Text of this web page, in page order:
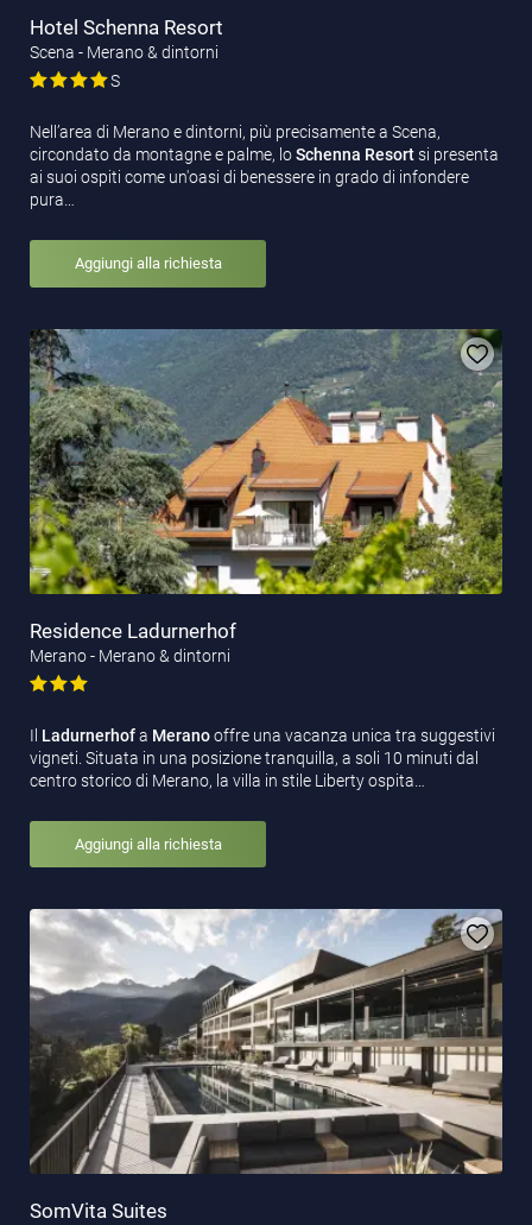
Hotel Schenna Resort
Scena - Merano & dintorni
S
Nell’area di Merano e dintorni, più precisamente a Scena,
circondato da montagne e palme, loSchenna Resortsi presenta
ai suoi ospiti come un'oasi di benessere in grado di infondere
pura…
Aggiungi alla richiesta
Residence Ladurnerhof
Merano - Merano & dintorni
Il Ladurnerhofa Meranooffre una vacanza unica tra suggestivi
vigneti. Situata in una posizione tranquilla, a soli 10 minuti dal
centro storico di Merano, la villa in stile Liberty ospita…
Aggiungi alla richiesta
SomVita Suites